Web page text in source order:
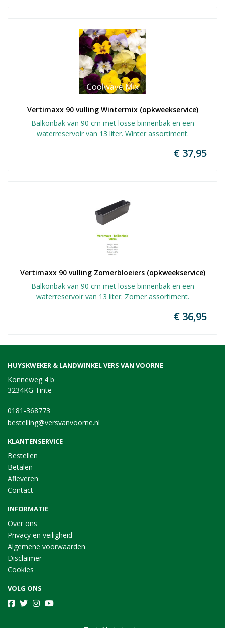
Vertimaxx 90 vulling Wintermix (opkweekservice)
Balkonbak van 90 cm met losse binnenbak en een
waterreservoir van 13 liter. Winter assortiment.
€ 37,95
Vertimaxx 90 vulling Zomerbloeiers (opkweekservice)
Balkonbak van 90 cm met losse binnenbak en een
waterreservoir van 13 liter. Zomer assortiment.
€ 36,95
HUYSKWEKER & LANDWINKEL VERS VAN VOORNE
Konneweg 4 b
3234KG Tinte
0181-368773
bestelling@versvanvoorne.nl
KLANTENSERVICE
Bestellen
Betalen
Afleveren
Contact
INFORMATIE
Over ons
Privacy en veiligheid
Algemene voorwaarden
Disclaimer
Cookies
VOLG ONS